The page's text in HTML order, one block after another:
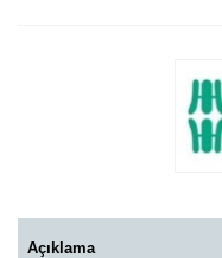
Açıklama